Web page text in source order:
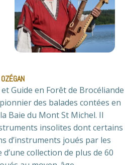
OZÉGAN
Guide en Forêt de Brocéliande
des balades contées en
Baie du Mont St Michel. Il
insolites dont certains
d’instruments joués par les
collection de plus de 60